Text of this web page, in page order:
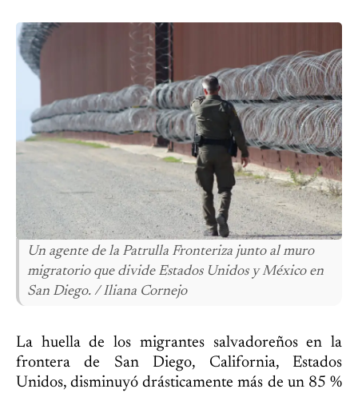
Un agente de la Patrulla Fronteriza junto al muro
migratorio que divide Estados Unidos y México en
San Diego. / Iliana Cornejo
La huella de los migrantes salvadoreños en la
frontera de San Diego, California, Estados
Unidos, disminuyó drásticamente más de un 85 %